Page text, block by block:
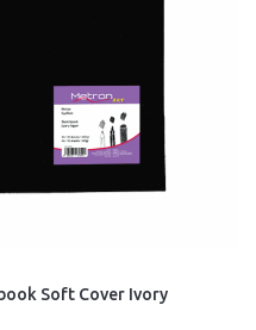
Soft Cover Ivory